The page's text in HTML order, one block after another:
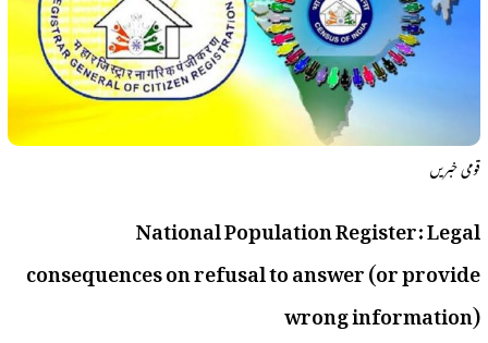
قومی خبریں
National Population Register: Legal
consequences on refusal to answer (or provide
wrong information)